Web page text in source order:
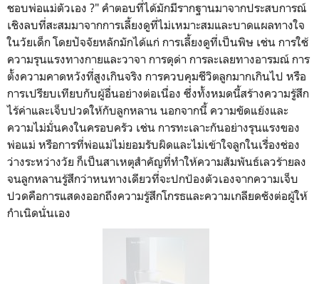
ชอบพ่อแม่ตัวเอง ?" คำตอบที่ได้มักมีรากฐานมาจากประสบการณ์
เชิงลบที่สะสมมาจากการเลี้ยงดูที่ไม่เหมาะสมและบาดแผลทางใจ
ในวัยเด็ก โดยปัจจัยหลักมักได้แก่ การเลี้ยงดูที่เป็นพิษ เช่น การใช้
ความรุนแรงทางกายและวาจา การดุด่า การละเลยทางอารมณ์ การ
ตั้งความคาดหวังที่สูงเกินจริง การควบคุมชีวิตลูกมากเกินไป หรือ
การเปรียบเทียบกับผู้อื่นอย่างต่อเนื่อง ซึ่งทั้งหมดนี้สร้างความรู้สึก
ไร้ค่าและเจ็บปวดให้กับลูกหลาน นอกจากนี้ ความขัดแย้งและ
ความไม่มั่นคงในครอบครัว เช่น การทะเลาะกันอย่างรุนแรงของ
พ่อแม่ หรือการที่พ่อแม่ไม่ยอมรับผิดและไม่เข้าใจลูกในเรื่องช่อง
ว่างระหว่างวัย ก็เป็นสาเหตุสำคัญที่ทำให้ความสัมพันธ์เลวร้ายลง
จนลูกหลานรู้สึกว่าหนทางเดียวที่จะปกป้องตัวเองจากความเจ็บ
ปวดคือการแสดงออกถึงความรู้สึกโกรธและความเกลียดชังต่อผู้ให้
กำเนิดนั่นเอง